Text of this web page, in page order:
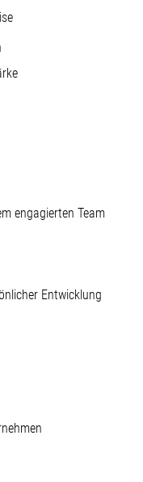
engagierten Team
Entwicklung